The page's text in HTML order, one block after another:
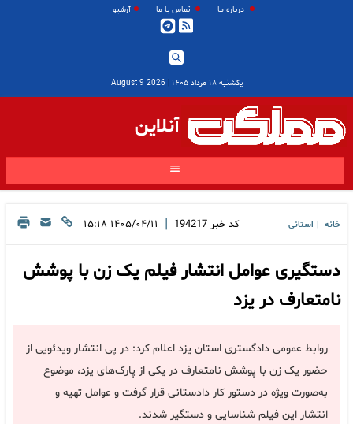
درباره ما تماس با ما آرشیو
یکشنبه ۱۸ مرداد ۱۴۰۵ |
2026 August 9
آنلاین
خانه استانی کد خبر 194217
| ۱۴۰۵/۰۴/۱۱ ۱۵:۱۸
دستگیری عوامل انتشار فیلم یک زن با پوشش
نامتعارف در یزد
روابط عمومی دادگستری استان یزد اعلام کرد: در پی انتشار ویدئویی از
حضور یک زن با پوشش نامتعارف در یکی از پارک‌های یزد، موضوع
به‌صورت ویژه در دستور کار دادستانی قرار گرفت و عوامل تهیه و
انتشار این فیلم شناسایی و دستگیر شدند.